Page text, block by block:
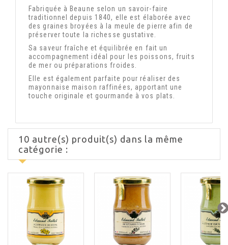
Fabriquée à Beaune selon un savoir-faire
traditionnel depuis 1840, elle est élaborée avec
des graines broyées à la meule de pierre afin de
préserver toute la richesse gustative.
Sa saveur fraîche et équilibrée en fait un
accompagnement idéal pour les poissons, fruits
de mer ou préparations froides.
Elle est également parfaite pour réaliser des
mayonnaise maison raffinées, apportant une
touche originale et gourmande à vos plats.
10 autre(s) produit(s) dans la même
catégorie :